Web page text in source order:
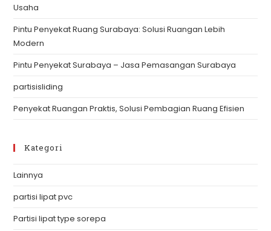
Usaha
Pintu Penyekat Ruang Surabaya: Solusi Ruangan Lebih
Modern
Pintu Penyekat Surabaya – Jasa Pemasangan Surabaya
partisisliding
Penyekat Ruangan Praktis, Solusi Pembagian Ruang Efisien
Kategori
Lainnya
partisi lipat pvc
Partisi lipat type sorepa